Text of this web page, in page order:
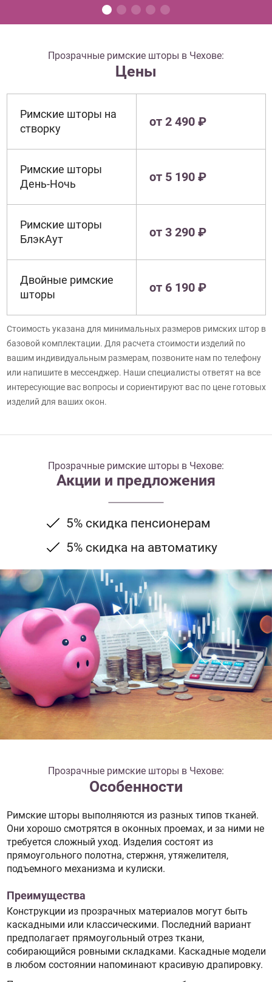
Прозрачные римские шторы в Чехове:
Цены
Римские шторы на
створку
от 2 490 ₽
Римские шторы
День-Ночь
от 5 190 ₽
Римские шторы
БлэкАут
от 3 290 ₽
Двойные римские
шторы
от 6 190 ₽
Стоимость указана для минимальных размеров римских штор в
базовой комплектации. Для расчета стоимости изделий по
вашим индивидуальным размерам, позвоните нам по телефону
или напишите в мессенджер. Наши специалисты ответят на все
интересующие вас вопросы и сориентируют вас по цене готовых
изделий для ваших окон.
Прозрачные римские шторы в Чехове:
Акции и предложения
5% скидка пенсионерам
5% скидка на автоматику
Прозрачные римские шторы в Чехове:
Особенности
Римские шторы выполняются из разных типов тканей.
Они хорошо смотрятся в оконных проемах, и за ними не
требуется сложный уход. Изделия состоят из
прямоугольного полотна, стержня, утяжелителя,
подъемного механизма и кулиски.
Преимущества
Конструкции из прозрачных материалов могут быть
каскадными или классическими. Последний вариант
предполагает прямоугольный отрез ткани,
собирающийся ровными складками. Каскадные модели
в любом состоянии напоминают красивую драпировку.